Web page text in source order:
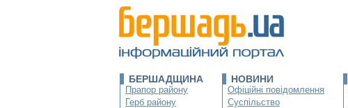
БЕРШАДЩИНА
Прапор району
Герб району
НОВИНИ
Офіційні повідомлення
Суспільство